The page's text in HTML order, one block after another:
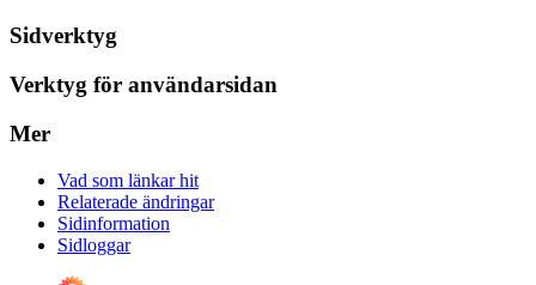
Sidverktyg
Verktyg för användarsidan
Mer
Vad som länkar hit
Relaterade ändringar
Sidinformation
Sidloggar